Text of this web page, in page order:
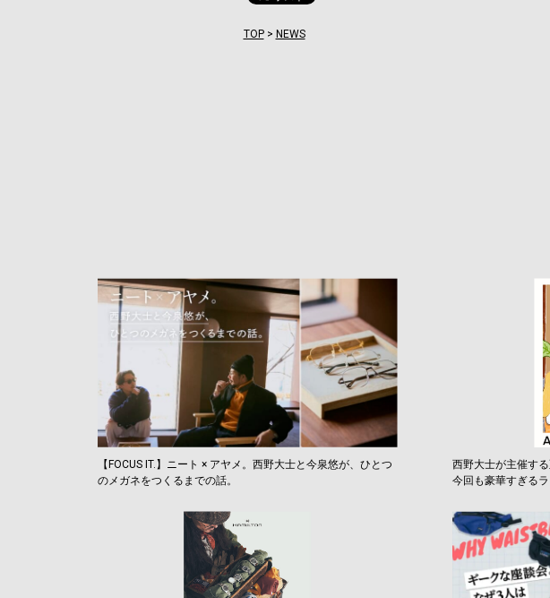
TOP> NEWS
【FOCUS IT.】ニート × アヤメ。西野大士と今泉悠が、ひとつ
のメガネをつくるまでの話。
西野大士が主催す
今回も豪華すぎるラ